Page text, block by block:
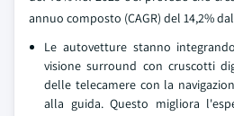
annuo composto (CAGR) del 14,2%
Le autovetture stanno
visione surround con cruscotti
delle telecamere con la
alla guida. Questo migliora